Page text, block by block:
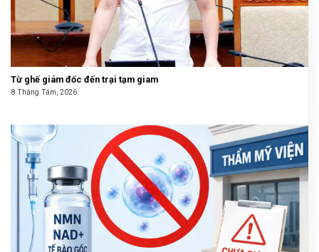
Từ ghế giám đốc đến trại tạm giam
8 Tháng Tám, 2026